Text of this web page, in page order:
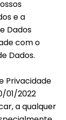
e a
Dados
com o
Dados.
Privacidade
01/2022
a qualquer